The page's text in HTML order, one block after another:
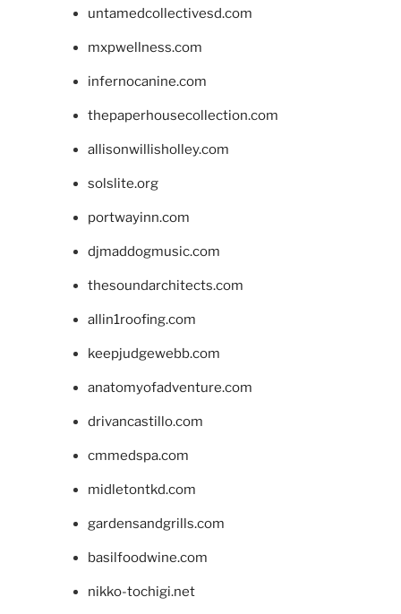
untamedcollectivesd.com
mxpwellness.com
infernocanine.com
thepaperhousecollection.com
allisonwillisholley.com
solslite.org
portwayinn.com
djmaddogmusic.com
thesoundarchitects.com
allin1roofing.com
keepjudgewebb.com
anatomyofadventure.com
drivancastillo.com
cmmedspa.com
midletontkd.com
gardensandgrills.com
basilfoodwine.com
nikko-tochigi.net